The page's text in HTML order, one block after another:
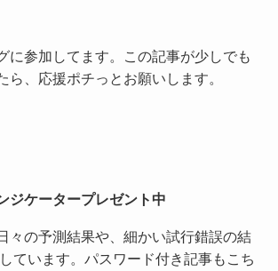
に参加してます。この記事が少しでも
ら、応援ポチっとお願いします。
ジケータープレゼント中
々の予測結果や、細かい試行錯誤の結
ています。パスワード付き記事もこち